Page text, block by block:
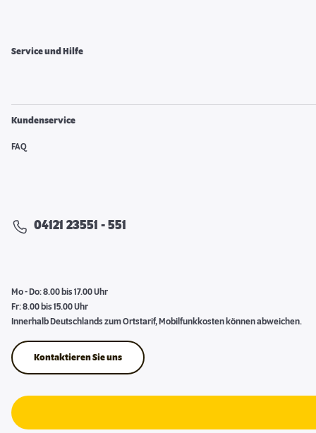
Service und Hilfe
Kundenservice
FAQ
04121 23551 - 551
Mo - Do: 8.00 bis 17.00 Uhr
Fr: 8.00 bis 15.00 Uhr
Innerhalb Deutschlands zum Ortstarif, Mobilfunkkosten können abweichen.
Kontaktieren Sie uns